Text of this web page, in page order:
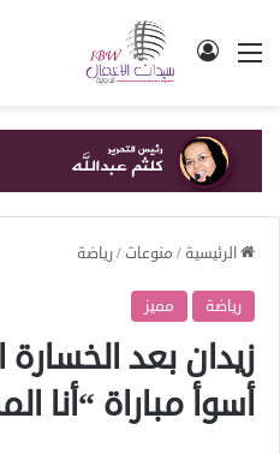
القائمة تسجيل الدخول
الرئيسية/ منوعات /رياضة
رياضة مميز
زيدان بعد
أسوأ مباراة “أنا